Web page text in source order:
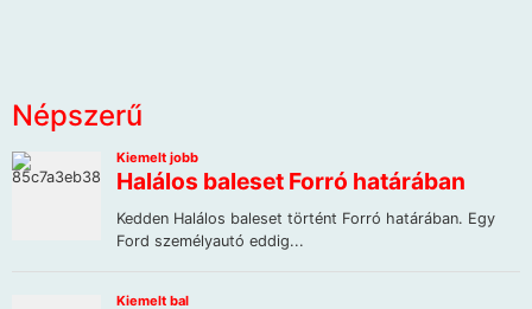
Népszerű